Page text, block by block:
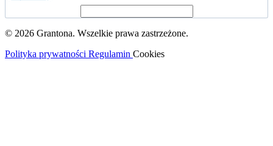
© 2026 Grantona. Wszelkie prawa zastrzeżone.
Polityka prywatności Regulamin Cookies